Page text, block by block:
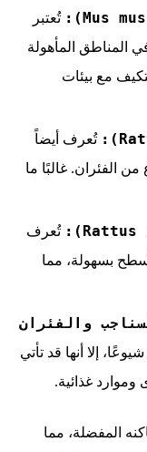
تُعتبر
المناطق المأهولة
مع بيئات
تُعرف أيضاً
من الفئران. غالبًا ما
تُعرف
بسهولة، مما
والفئران
إلا أنها قد تأتي
غذائية.
المفضلة، مما